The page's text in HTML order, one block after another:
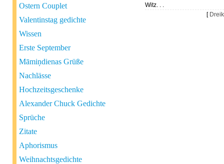
Ostern Couplet
Valentinstag gedichte
Wissen
Erste September
Māmiņdienas Grüße
Nachlässe
Hochzeitsgeschenke
Alexander Chuck Gedichte
Sprüche
Zitate
Aphorismus
Weihnachtsgedichte
Witz. . .
[